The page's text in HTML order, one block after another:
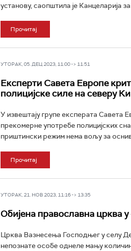
установу, саопштила је Канцеларија за
Прочитај
УТОРАК, 05. ДЕЦ 2023, 11:00 -> 11:51
Експерти Саветa Европе
полицијске силе на северу
У извештају групе експерата Савета
прекомерне употребе полицијских
приштински режим нема вољу за
Прочитај
УТОРАК, 21. НОВ 2023, 11:16 -> 13:35
Обијена православна црква
Црква Вазнесења Господњег у селу
непознате особе однеле мању